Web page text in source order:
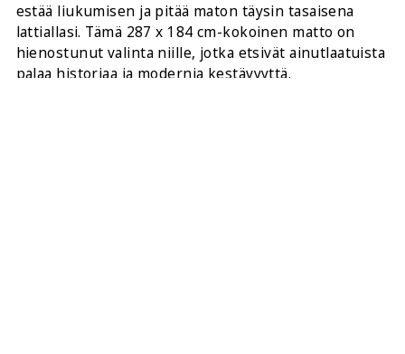
estää liukumisen ja pitää maton täysin tasaisena
lattiallasi. Tämä 287 x 184 cm-kokoinen matto on
hienostunut valinta niille, jotka etsivät ainutlaatuista
palaa historiaa ja modernia kestävyyttä.